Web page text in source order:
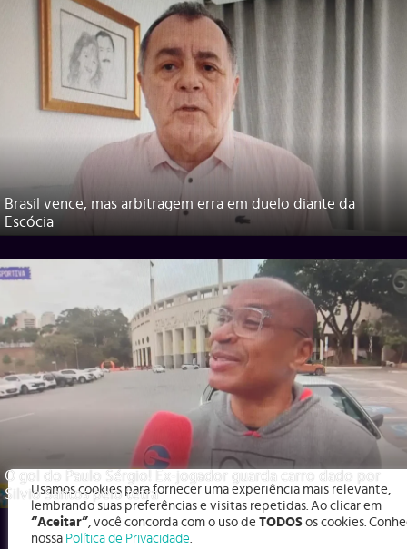
Brasil vence, mas arbitragem erra em duelo diante da
Escócia
O gol do Paulo Sérgio! Ex-jogador guarda carro dado por
Silvio Santos pelo tetra
Usamos cookies para fornecer uma experiência mais relevante,
lembrando suas preferências e visitas repetidas. Ao clicar em
“Aceitar”, você concorda com o uso de TODOSos cookies.
nossa Política de Privacidade.